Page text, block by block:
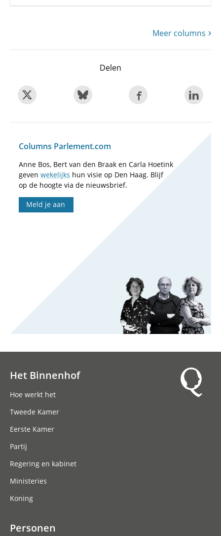
Meer columns
Delen
Columns Parlement.com
Anne Bos, Bert van den Braak en Carla Hoetink
geven wekelijks hun visie op Den Haag. Blijf
op de hoogte via de nieuwsbrief.
Meld je aan
Het Binnenhof
Hoe werkt het
Tweede Kamer
Eerste Kamer
Partij
Regering en kabinet
Ministeries
Koning
Personen